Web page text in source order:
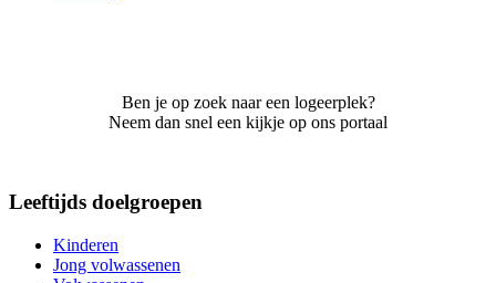
Ben je op zoek naar een logeerplek?
Neem dan snel een kijkje op ons portaal
Leeftijds doelgroepen
Kinderen
Jong volwassenen